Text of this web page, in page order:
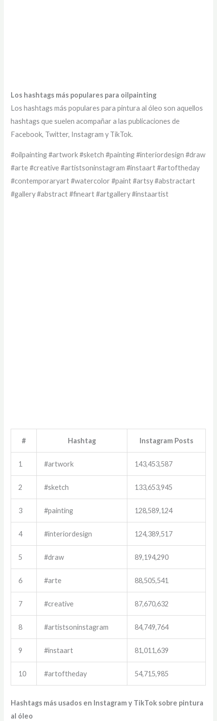
Los hashtags más populares para oilpainting
Los hashtags más populares para pintura al óleo son aquellos
hashtags que suelen acompañar a las publicaciones de
Facebook, Twitter, Instagram y TikTok.
#oilpainting #artwork #sketch #painting #interiordesign #draw
#arte #creative #artistsoninstagram #instaart #artoftheday
#contemporaryart #watercolor #paint #artsy #abstractart
#gallery #abstract #fineart #artgallery #instaartist
# Hashtag Instagram Posts
1 #artwork 143,453,587
2 #sketch 133,653,945
3 #painting 128,589,124
4 #interiordesign 124,389,517
5 #draw 89,194,290
6 #arte 88,505,541
7 #creative 87,670,632
8 #artistsoninstagram 84,749,764
9 #instaart 81,011,639
10 #artoftheday 54,715,985
Hashtags más usados en Instagram y TikTok sobre pintura
al óleo